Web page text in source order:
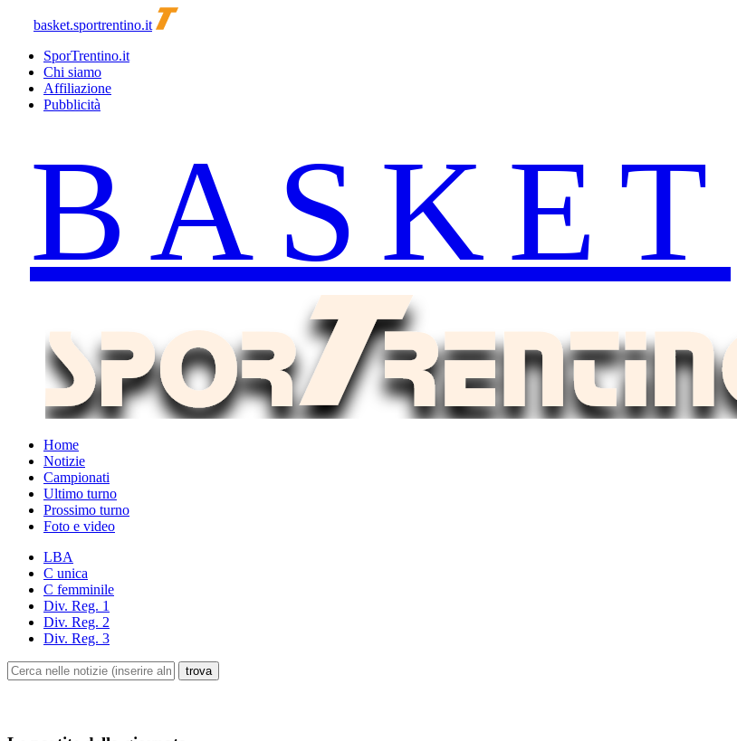
basket.sportrentino.it
SporTrentino.it
Chi siamo
Affiliazione
Pubblicità
Home
Notizie
Campionati
Ultimo turno
Prossimo turno
Foto e video
LBA
C unica
C femminile
Div. Reg. 1
Div. Reg. 2
Div. Reg. 3